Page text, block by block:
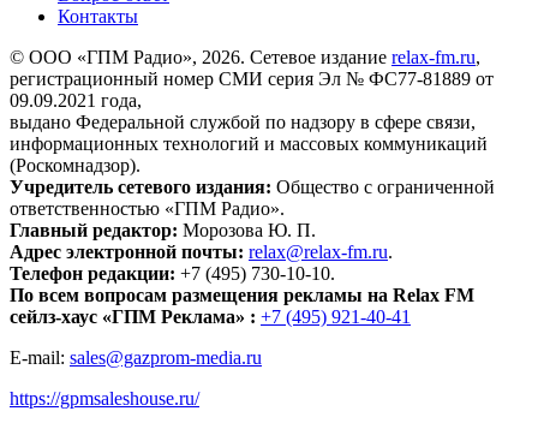
Контакты
© ООО «ГПМ Радио», 2026. Сетевое издание relax-fm.ru,
регистрационный номер СМИ серия Эл № ФС77-81889 от
09.09.2021 года,
выдано Федеральной службой по надзору в сфере связи,
информационных технологий и массовых коммуникаций
(Роскомнадзор).
Учредитель сетевого издания: Общество с ограниченной
ответственностью «ГПМ Радио».
Главный редактор: Морозова Ю. П.
Адрес электронной почты: relax@relax-fm.ru.
Телефон редакции: +7 (495) 730-10-10.
По всем вопросам размещения рекламы на Relax FM
сейлз-хаус «ГПМ Реклама» : +7 (495) 921-40-41
E-mail: sales@gazprom-media.ru
https://gpmsaleshouse.ru/